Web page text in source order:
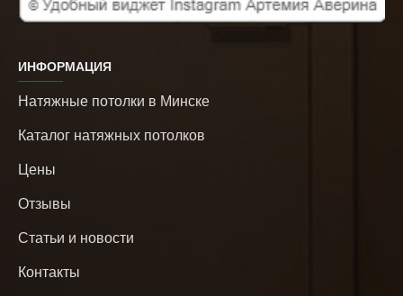
ИНФОРМАЦИЯ
Натяжные потолки в Минске
Каталог натяжных потолков
Цены
Отзывы
Статьи и новости
Контакты